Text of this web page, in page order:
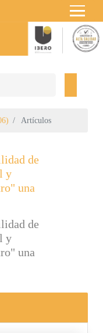
Artículos
de
y
una
de
y
una